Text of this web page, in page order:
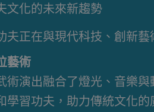
文化的未來新趨勢
夫正在與現代科技、創新
藝術
術演出融合了燈光、音樂
學習功夫，助力傳統文化的